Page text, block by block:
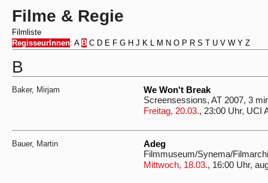
Filme & Regie
Filmliste
RegisseurInnen: A B C D E F G H J K L M N O P R S T U V W Y Z
B
Baker, Mirjam
We Won't Break
Screensessions, AT 2007, 3
Freitag, 20.03., 23:00 Uhr, UCI
Bauer, Martin
Adeg
Filmmuseum/Synema/
Mittwoch, 18.03., 16:00 Uhr,